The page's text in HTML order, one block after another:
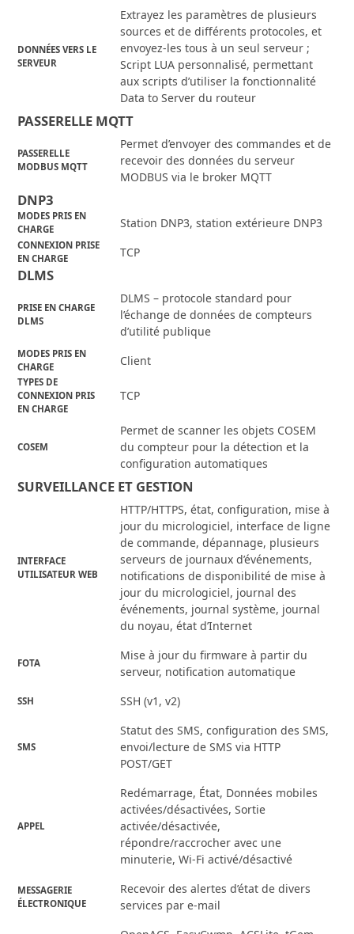
DONNÉES VERS LE
SERVEUR
Extrayez les paramètres de plusieurs
sources et de différents protocoles, et
envoyez-les tous à un seul serveur ;
Script LUA personnalisé, permettant
aux scripts d’utiliser la fonctionnalité
Data to Server du routeur
PASSERELLE MQTT
PASSERELLE
MODBUS MQTT
Permet d’envoyer des commandes et de
recevoir des données du serveur
MODBUS via le broker MQTT
DNP3
MODES PRIS EN
CHARGE
Station DNP3, station extérieure DNP3
CONNEXION PRISE
EN CHARGE
TCP
DLMS
PRISE EN CHARGE
DLMS
DLMS – protocole standard pour
l’échange de données de compteurs
d’utilité publique
MODES PRIS EN
CHARGE
Client
TYPES DE
CONNEXION PRIS
EN CHARGE
TCP
COSEM
Permet de scanner les objets COSEM
du compteur pour la détection et la
configuration automatiques
SURVEILLANCE ET GESTION
INTERFACE
UTILISATEUR WEB
HTTP/HTTPS, état, configuration, mise à
jour du micrologiciel, interface de ligne
de commande, dépannage, plusieurs
serveurs de journaux d’événements,
notifications de disponibilité de mise à
jour du micrologiciel, journal des
événements, journal système, journal
du noyau, état d’Internet
FOTA
Mise à jour du firmware à partir du
serveur, notification automatique
SSH SSH (v1, v2)
SMS
Statut des SMS, configuration des SMS,
envoi/lecture de SMS via HTTP
POST/GET
APPEL
Redémarrage, État, Données mobiles
activées/désactivées, Sortie
activée/désactivée,
répondre/raccrocher avec une
minuterie, Wi-Fi activé/désactivé
MESSAGERIE
ÉLECTRONIQUE
Recevoir des alertes d’état de divers
services par e-mail